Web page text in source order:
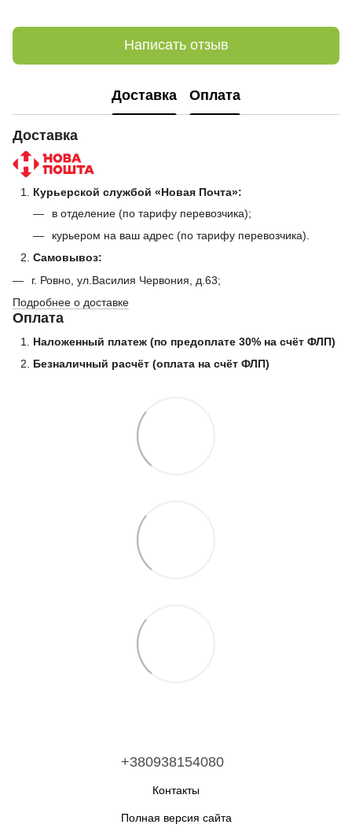
Написать отзыв
Доставка Оплата
Доставка
Курьерской службой «Новая Почта»:
в отделение (по тарифу перевозчика);
курьером на ваш адрес (по тарифу перевозчика).
Самовывоз:
г. Ровно, ул.Василия Червония, д.63;
Подробнее о доставке
Оплата
Наложенный платеж (по предоплате 30% на счёт ФЛП)
Безналичный расчёт (оплата на счёт ФЛП)
+380938154080
Контакты
Полная версия сайта